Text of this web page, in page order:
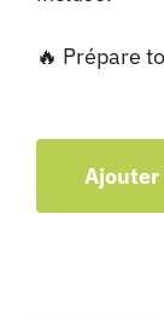
🔥 Prépare
Ajouter